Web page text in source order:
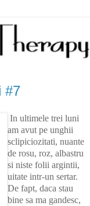
#7
In ultimele trei luni
am avut pe unghii
sclipiciozitati, nuante
de rosu, roz, albastru
si niste folii argintii,
uitate intr-un sertar.
De fapt, daca stau
bine sa ma gandesc,